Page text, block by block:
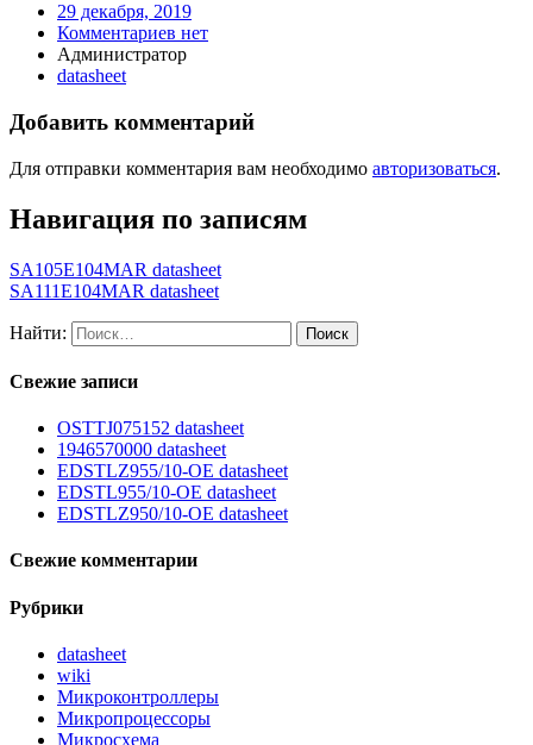
29 декабря, 2019
Комментариев нет
Администратор
datasheet
Добавить комментарий
Для отправки комментария вам необходимо авторизоваться.
Навигация по записям
SA105E104MAR datasheet
SA111E104MAR datasheet
Найти:
Свежие записи
OSTTJ075152 datasheet
1946570000 datasheet
EDSTLZ955/10-OE datasheet
EDSTL955/10-OE datasheet
EDSTLZ950/10-OE datasheet
Свежие комментарии
Рубрики
datasheet
wiki
Микроконтроллеры
Микропроцессоры
Микросхема